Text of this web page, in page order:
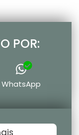
POR:
WhatsApp